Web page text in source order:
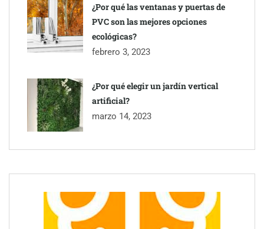
la seguridad en las carreteras, según SMA Road Safety
¿Por qué las ventanas y puertas de
PVC son las mejores opciones
ecológicas?
febrero 3, 2023
¿Por qué elegir un jardín vertical
artificial?
marzo 14, 2023